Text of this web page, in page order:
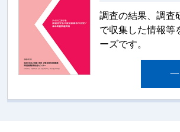
調査の結果、調査
で収集した情報等
ーズです。